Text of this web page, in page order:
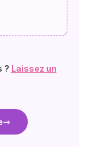
? Laissez un